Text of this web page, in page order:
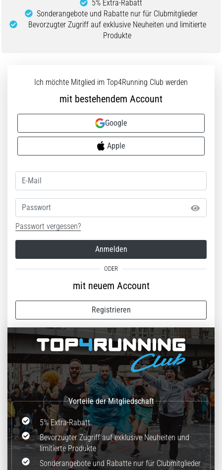
ein
Alle
anzeigen
5% Extra-Rabatt
Sonderangebote und Rabatte nur für Clubmitglieder
Bevorzugter Zugriff auf exklusive Neuheiten und limitierte
Produkte
Ich möchte Mitglied im Top4Running Club werden
mit bestehendem Account
Google
Apple
Passwort
Passwort vergessen?
Anmelden
mit neuem Account
Registrieren
5% Extra-Rabatt
Bevorzugter Zugriff auf exklusive Neuheiten und
limitierte Produkte
Sonderangebote und Rabatte nur für Clubmitglieder